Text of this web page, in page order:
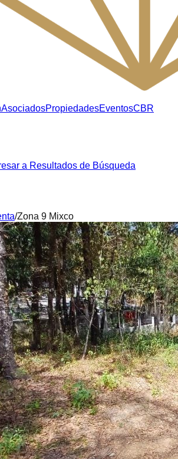
AsociadosPropiedadesEventosCBR
a Resultados de Búsqueda
/Zona 9 Mixco